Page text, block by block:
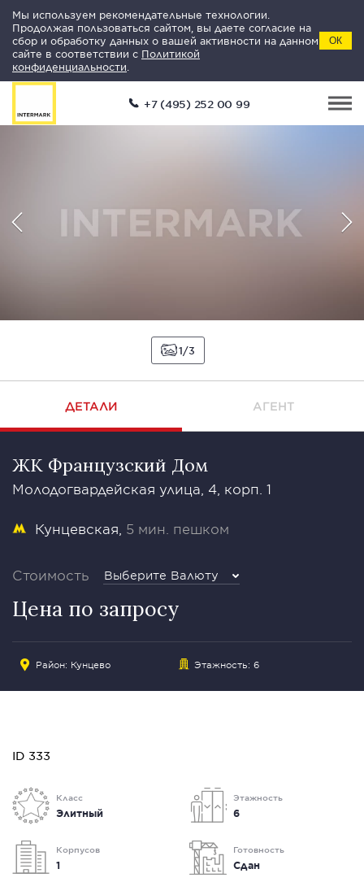
Мы используем рекомендательные технологии.
Продолжая пользоваться сайтом, вы даете согласие на
сбор и обработку данных о вашей активности на данном
сайте в соответствии с Политикой
конфиденциальности
ОК
+7 (495) 252 00 99
1 3
ДЕТАЛИ АГЕНТ
ЖК Французский Дом
Молодогвардейская улица, 4, корп. 1
Кунцевская 5 мин. пешком
Стоимость Выберите Валюту
Цена по запросу
Район: Кунцево Этажность: 6
ID 333
Класс
Элитный
Этажность
6
Корпусов
1
Готовность
Сдан